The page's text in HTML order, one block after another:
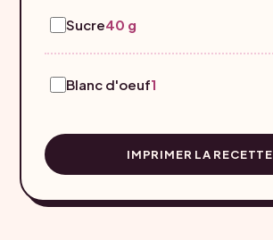
Sucre40 g
Blanc d'oeuf1
IMPRIMER LA RECETTE